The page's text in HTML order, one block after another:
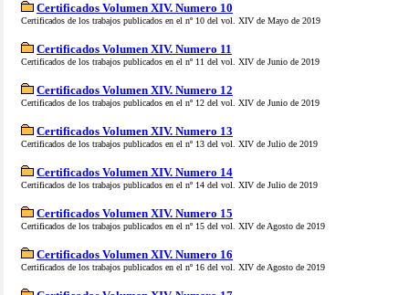
Certificados Volumen XIV. Numero 10
Certificados de los trabajos publicados en el nº 10 del vol. XIV de Mayo de 2019
Certificados Volumen XIV. Numero 11
Certificados de los trabajos publicados en el nº 11 del vol. XIV de Junio de 2019
Certificados Volumen XIV. Numero 12
Certificados de los trabajos publicados en el nº 12 del vol. XIV de Junio de 2019
Certificados Volumen XIV. Numero 13
Certificados de los trabajos publicados en el nº 13 del vol. XIV de Julio de 2019
Certificados Volumen XIV. Numero 14
Certificados de los trabajos publicados en el nº 14 del vol. XIV de Julio de 2019
Certificados Volumen XIV. Numero 15
Certificados de los trabajos publicados en el nº 15 del vol. XIV de Agosto de 2019
Certificados Volumen XIV. Numero 16
Certificados de los trabajos publicados en el nº 16 del vol. XIV de Agosto de 2019